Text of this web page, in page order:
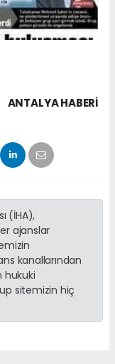
ANTALYA HABERİ
(İHA),
ajanslar
kanallarından
hukuki
sitemizin hiç